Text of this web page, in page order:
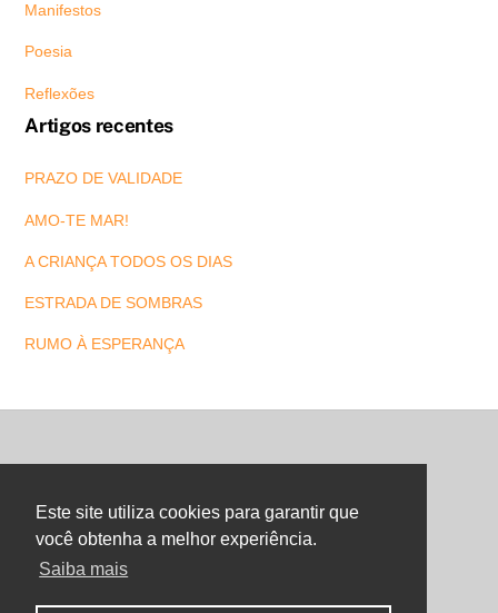
Este site utiliza cookies para garantir que
você obtenha a melhor experiência.
Saiba mais
Manifestos
Poesia
Reflexões
Artigos recentes
PRAZO DE VALIDADE
AMO-TE MAR!
A CRIANÇA TODOS OS DIAS
ESTRADA DE SOMBRAS
RUMO À ESPERANÇA
Back
Top